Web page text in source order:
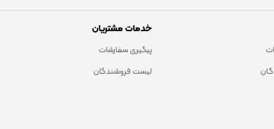
خدمات مشتریان
پیگیری سفارشات
لیست فروشندگان